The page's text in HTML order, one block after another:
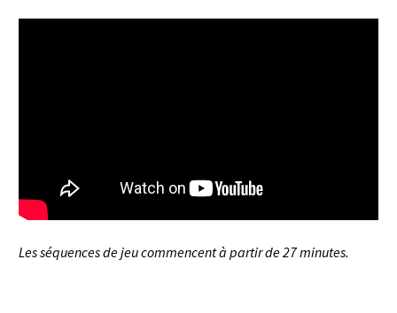
Les séquences de jeu commencent à partir de 27 minutes.